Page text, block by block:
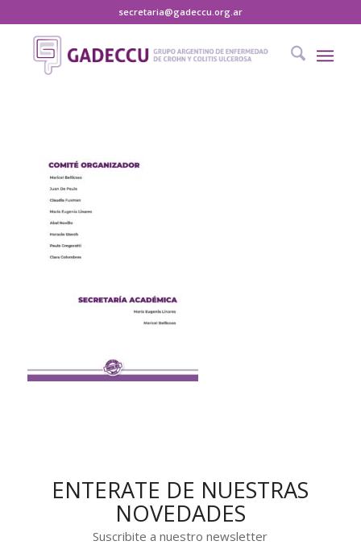
secretaria@gadeccu.org.ar
ENTERATE DE NUESTRAS
NOVEDADES
Suscribite a nuestro newsletter